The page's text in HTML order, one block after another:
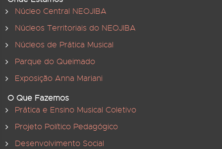
Núcleo Central NEOJIBA
Núcleos Territoriais do NEOJIBA
Núcleos de Prática Musical
Parque do Queimado
Exposição Anna Mariani
O Que Fazemos
Prática e Ensino Musical Coletivo
Projeto Político Pedagógico
Desenvolvimento Social